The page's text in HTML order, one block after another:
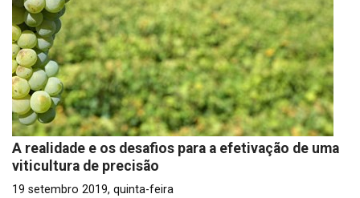
A realidade e os desafios para a efetivação de uma
viticultura de precisão
19 setembro 2019, quinta-feira